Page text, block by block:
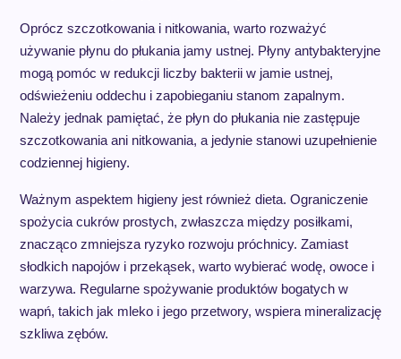
Oprócz szczotkowania i nitkowania, warto rozważyć
używanie płynu do płukania jamy ustnej. Płyny antybakteryjne
mogą pomóc w redukcji liczby bakterii w jamie ustnej,
odświeżeniu oddechu i zapobieganiu stanom zapalnym.
Należy jednak pamiętać, że płyn do płukania nie zastępuje
szczotkowania ani nitkowania, a jedynie stanowi uzupełnienie
codziennej higieny.
Ważnym aspektem higieny jest również dieta. Ograniczenie
spożycia cukrów prostych, zwłaszcza między posiłkami,
znacząco zmniejsza ryzyko rozwoju próchnicy. Zamiast
słodkich napojów i przekąsek, warto wybierać wodę, owoce i
warzywa. Regularne spożywanie produktów bogatych w
wapń, takich jak mleko i jego przetwory, wspiera mineralizację
szkliwa zębów.